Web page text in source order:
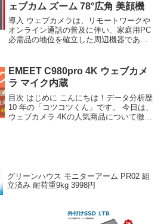
ェブカム ズーム 78°広角 美顔機
導入 ウェブカメラは、リモートワークや
オンライン通話の普及に伴い、家庭用PC
必需品の地位を確立した周辺機器であ
中、「webカメラ ウェブカメラ 新版 LED
ライト調光 フ...
EMEET C980pro 4K ウェブカメ
ラ マイク内蔵
目次 はじめに こんにちは！データ分析歴
10 年の「コツコツくん」です。 今日は、
ウェブカメラ 4Kの人気商品について徹底
グリーンハウス モニターアーム PR02 組
立済み 耐荷重9kg 3998円